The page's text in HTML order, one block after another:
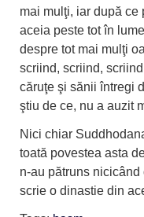
mai mulţi, iar după
aceia peste tot în
despre tot mai mulţi
scriind, scriind,
căruţe şi sănii întregi
ştiu de ce, nu a auzit
Nici chiar
toată povestea asta
n-au pătruns
scrie o dinastie din